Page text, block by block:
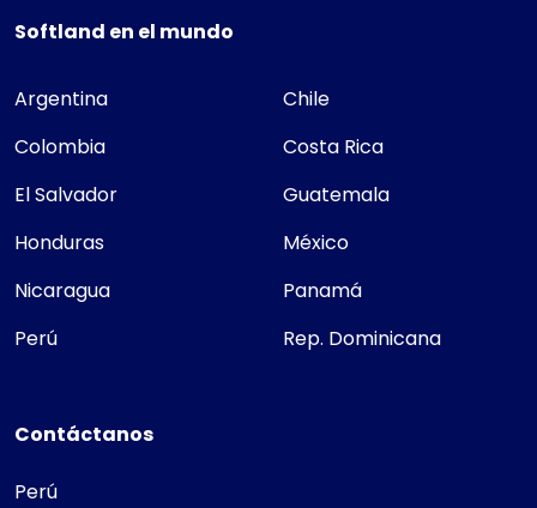
Softland en el mundo
Argentina
Chile
Colombia
Costa Rica
El Salvador
Guatemala
Honduras
México
Nicaragua
Panamá
Perú
Rep. Dominicana
Contáctanos
Perú